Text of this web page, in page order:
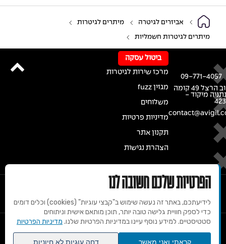
אביזרים לגיטרה מיתרים לגיטרות
מיתרים לגיטרות חשמליות
רחוב הרצל 49 קומה
מיקוד -
09-771-4057
ביטול עסקה
מרכז שירות לגיטרות
מגזין fuzz
משלוחים
מדיניות פרטיות
תקנון אתר
הצהרת נגישות
הפרטיות שלכם חשובה לנו
לידיעתכם, באתר זה נעשה שימוש ב"קבצי עוגיות" (cookies) וכלים דומים
כדי לספק חוויית גלישה טובה יותר, תוכן מותאם אישית וניתוחים
סטטיסטיים. למידע נוסף עיינו במדיניות הפרטיות שלנו. מדיניות הפרטיות
קראתי ואני מאשר דחה עוגיות לא חיוניות